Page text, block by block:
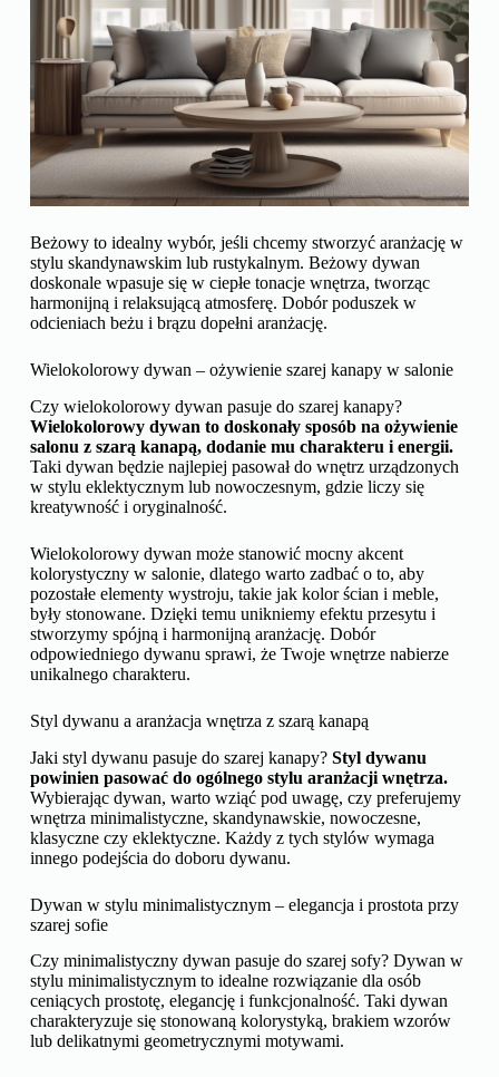
Beżowy to idealny wybór, jeśli chcemy stworzyć aranżację w
stylu skandynawskim lub rustykalnym. Beżowy dywan
doskonale wpasuje się w ciepłe tonacje wnętrza, tworząc
harmonijną i relaksującą atmosferę. Dobór poduszek w
odcieniach beżu i brązu dopełni aranżację.
Wielokolorowy dywan – ożywienie szarej kanapy w salonie
Czy wielokolorowy dywan pasuje do szarej kanapy?
Wielokolorowy dywan to doskonały sposób na ożywienie
salonu z szarą kanapą, dodanie mu charakteru i energii.
Taki dywan będzie najlepiej pasował do wnętrz urządzonych
w stylu eklektycznym lub nowoczesnym, gdzie liczy się
kreatywność i oryginalność.
Wielokolorowy dywan może stanowić mocny akcent
kolorystyczny w salonie, dlatego warto zadbać o to, aby
pozostałe elementy wystroju, takie jak kolor ścian i meble,
były stonowane. Dzięki temu unikniemy efektu przesytu i
stworzymy spójną i harmonijną aranżację. Dobór
odpowiedniego dywanu sprawi, że Twoje wnętrze nabierze
unikalnego charakteru.
Styl dywanu a aranżacja wnętrza z szarą kanapą
Jaki styl dywanu pasuje do szarej kanapy? Styl dywanu
powinien pasować do ogólnego stylu aranżacji wnętrza.
Wybierając dywan, warto wziąć pod uwagę, czy preferujemy
wnętrza minimalistyczne, skandynawskie, nowoczesne,
klasyczne czy eklektyczne. Każdy z tych stylów wymaga
innego podejścia do doboru dywanu.
Dywan w stylu minimalistycznym – elegancja i prostota przy
szarej sofie
Czy minimalistyczny dywan pasuje do szarej sofy? Dywan w
stylu minimalistycznym to idealne rozwiązanie dla osób
ceniących prostotę, elegancję i funkcjonalność. Taki dywan
charakteryzuje się stonowaną kolorystyką, brakiem wzorów
lub delikatnymi geometrycznymi motywami.